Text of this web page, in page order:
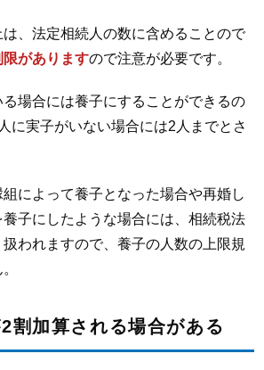
は、法定相続人の数に含めることので
がありますので注意が必要です。
場合には養子にすることができるの
に実子がいない場合には2人までとさ
によって養子となった場合や再婚し
子にしたような場合には、相続税法
扱われますので、養子の人数の上限規
割加算される場合がある